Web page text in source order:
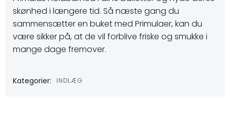
skønhed i længere tid. Så næste gang du
sammensætter en buket med Primulaer, kan du
være sikker på, at de vil forblive friske og smukke i
mange dage fremover.
Kategorier: INDLÆG